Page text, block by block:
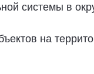
системы в
на